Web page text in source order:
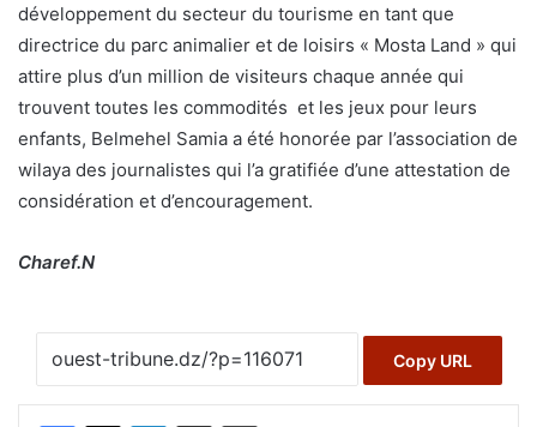
développement du secteur du tourisme en tant que
directrice du parc animalier et de loisirs « Mosta Land » qui
attire plus d’un million de visiteurs chaque année qui
trouvent toutes les commodités et les jeux pour leurs
enfants, Belmehel Samia a été honorée par l’association de
wilaya des journalistes qui l’a gratifiée d’une attestation de
considération et d’encouragement.
Charef.N
Copy URL